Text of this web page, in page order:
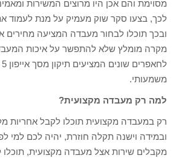
מסוימת והם אכן היו מרוצים המשירות
לכך, בצעו סקר שוק מעמיק על מנת לעמוד
ובכך תוכלו לבחור מעבדה המציעה מחירים
מקרה מומלץ שלא להתפשר על איכות
משמעותי.
למה רק מעבדה מקצועית?
רק במעבדה מקצועית תוכלו לקבל אחריות
ובמידה וישנה תקלה חוזרת, יהיה לכם למי
מקבלים שירות אצל מעבדה מקצועית, תוכלו